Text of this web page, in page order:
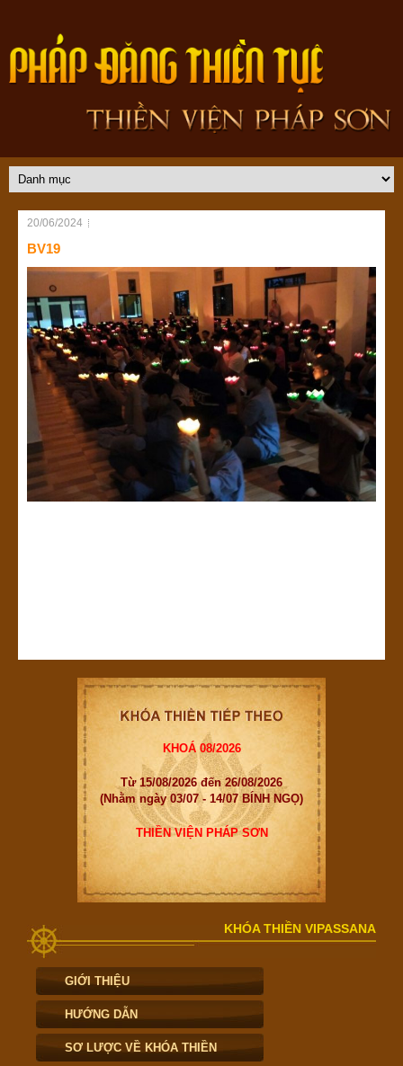
20/06/2024
BV19
KHOÁ 08/2026
Từ 15/08/2026 đến 26/08/2026
(Nhằm ngày 03/07 - 14/07 BÍNH NGỌ)
THIỀN VIỆN PHÁP SƠN
KHÓA THIỀN VIPASSANA
GIỚI THIỆU
HƯỚNG DẪN
SƠ LƯỢC VỀ KHÓA THIỀN